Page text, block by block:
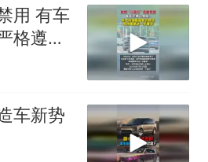
朵
渔民钓获鲨鱼徒手将其拽
海 目击者直呼震惊 （视频
：参考消息）
第一被第二名传话劝弃考
用 有车
格遵循
国家的
车新势